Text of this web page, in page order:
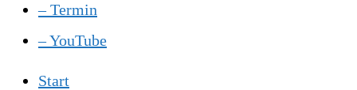
– Termin
– YouTube
Start